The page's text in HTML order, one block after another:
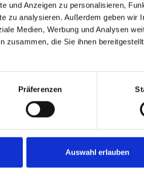
und Anzeigen zu personalisieren,
zu analysieren. Außerdem geben wir
Medien, Werbung und Analysen
zusammen, die Sie ihnen
Präferenzen
Auswahl erlauben
Fürth? Ihr Objekt liegt in der Nähe
umfassend. Tragen Sie die
schnellstmöglich kontaktieren und Ihr